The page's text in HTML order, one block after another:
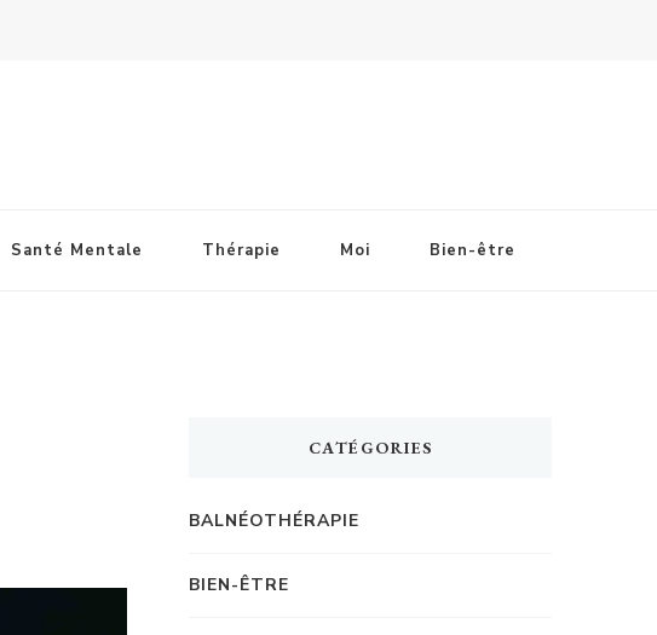
Santé Mentale Thérapie Moi Bien-être
CATÉGORIES
BALNÉOTHÉRAPIE
BIEN-ÊTRE